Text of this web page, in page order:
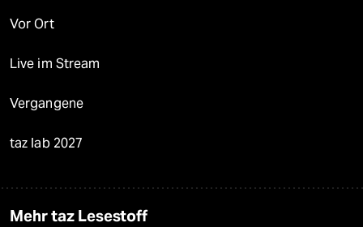
Vor Ort
Live im Stream
Vergangene
taz lab 2027
Mehr taz Lesestoff